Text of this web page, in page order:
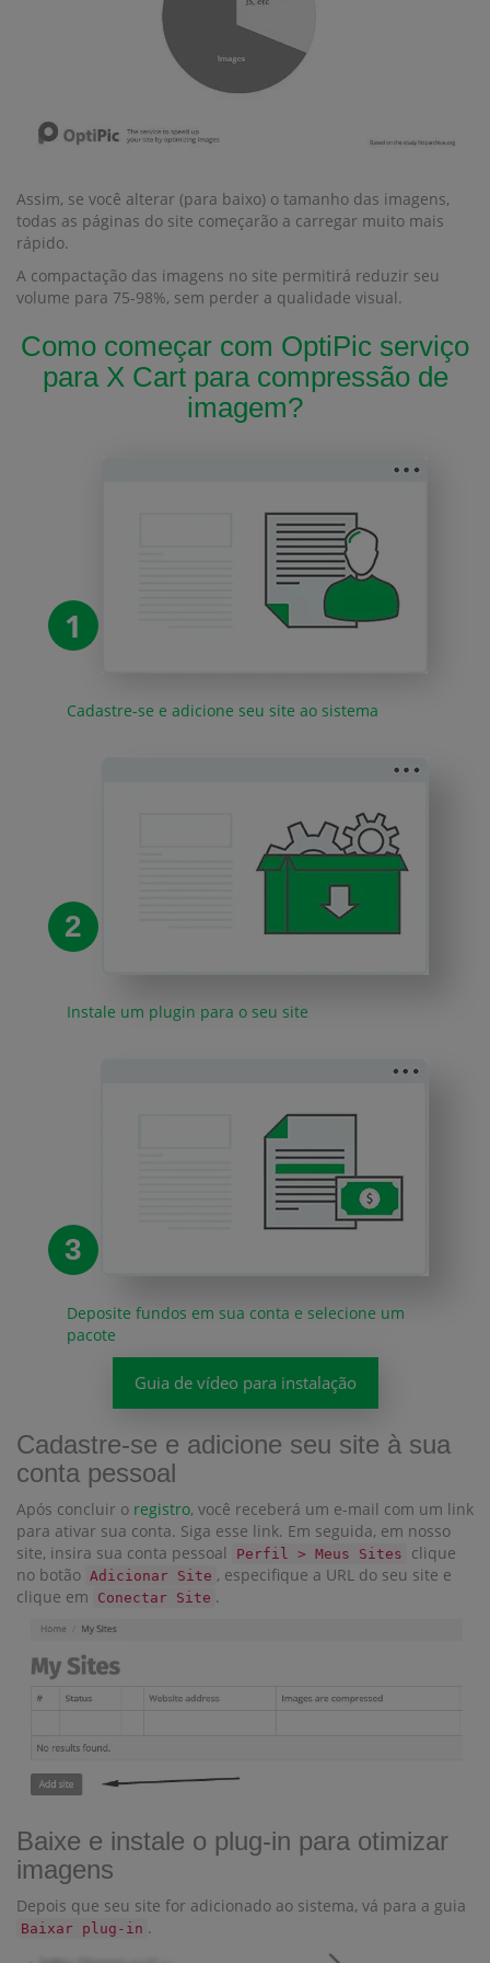
Assim, se você alterar (para baixo) o tamanho das imagens,
todas as páginas do site começarão a carregar muito mais
rápido.
A compactação das imagens no site permitirá reduzir seu
volume para 75-98%, sem perder a qualidade visual.
Como começar com OptiPic serviço
para X Cart para compressão de
imagem?
1
Cadastre-se e adicione seu site ao sistema
2
Instale um plugin para o seu site
3
Deposite fundos em sua conta e selecione um
pacote
Guia de vídeo para instalação
Cadastre-se e adicione seu site à sua
conta pessoal
Após concluir o registro, você receberá um e-mail com um link
para ativar sua conta. Siga esse link. Em seguida, em nosso
site, insira sua conta pessoal
Perfil > Meus Sites
clique
no botão Adicionar Site , especifique a URL do seu site e
clique em
Conectar Site .
Baixe e instale o plug-in para otimizar
imagens
Depois que seu site for adicionado ao sistema, vá para a guia
Baixar plug-in .